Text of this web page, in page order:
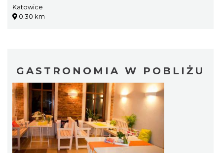
Katowice
0.30 km
GASTRONOMIA W POBLIŻU